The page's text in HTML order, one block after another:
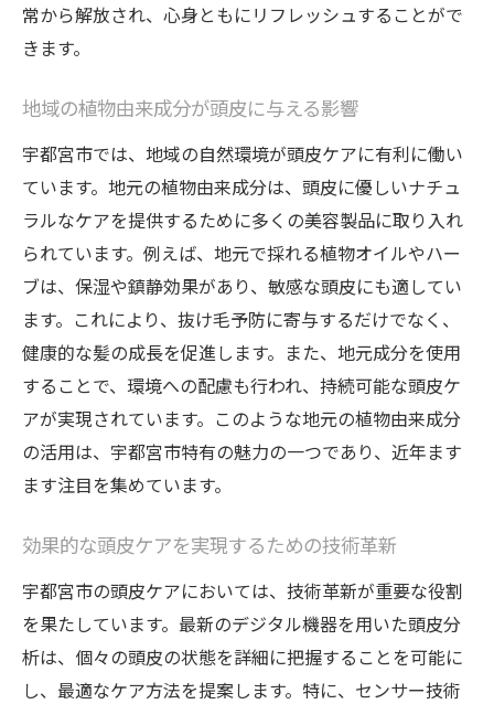
常から解放され、心身ともにリフレッシュすることがで
きます。
地域の植物由来成分が頭皮に与える影響
宇都宮市では、地域の自然環境が頭皮ケアに有利に働い
ています。地元の植物由来成分は、頭皮に優しいナチュ
ラルなケアを提供するために多くの美容製品に取り入れ
られています。例えば、地元で採れる植物オイルやハー
ブは、保湿や鎮静効果があり、敏感な頭皮にも適してい
ます。これにより、抜け毛予防に寄与するだけでなく、
健康的な髪の成長を促進します。また、地元成分を使用
することで、環境への配慮も行われ、持続可能な頭皮ケ
アが実現されています。このような地元の植物由来成分
の活用は、宇都宮市特有の魅力の一つであり、近年ます
ます注目を集めています。
効果的な頭皮ケアを実現するための技術革新
宇都宮市の頭皮ケアにおいては、技術革新が重要な役割
を果たしています。最新のデジタル機器を用いた頭皮分
析は、個々の頭皮の状態を詳細に把握することを可能に
し、最適なケア方法を提案します。特に、センサー技術